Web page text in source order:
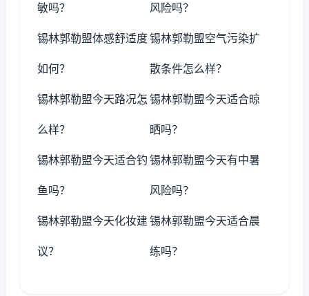
敏吗？ 风险吗？
锡林郭勒盟体感舒适度
如何？
锡林郭勒盟空气污染扩
散条件怎么样？
锡林郭勒盟今天路况怎
么样？
锡林郭勒盟今天适合晾
晒吗？
锡林郭勒盟今天适合钓
鱼吗？
锡林郭勒盟今天有中暑
风险吗？
锡林郭勒盟今天化妆建
议？
锡林郭勒盟今天适合晨
练吗？